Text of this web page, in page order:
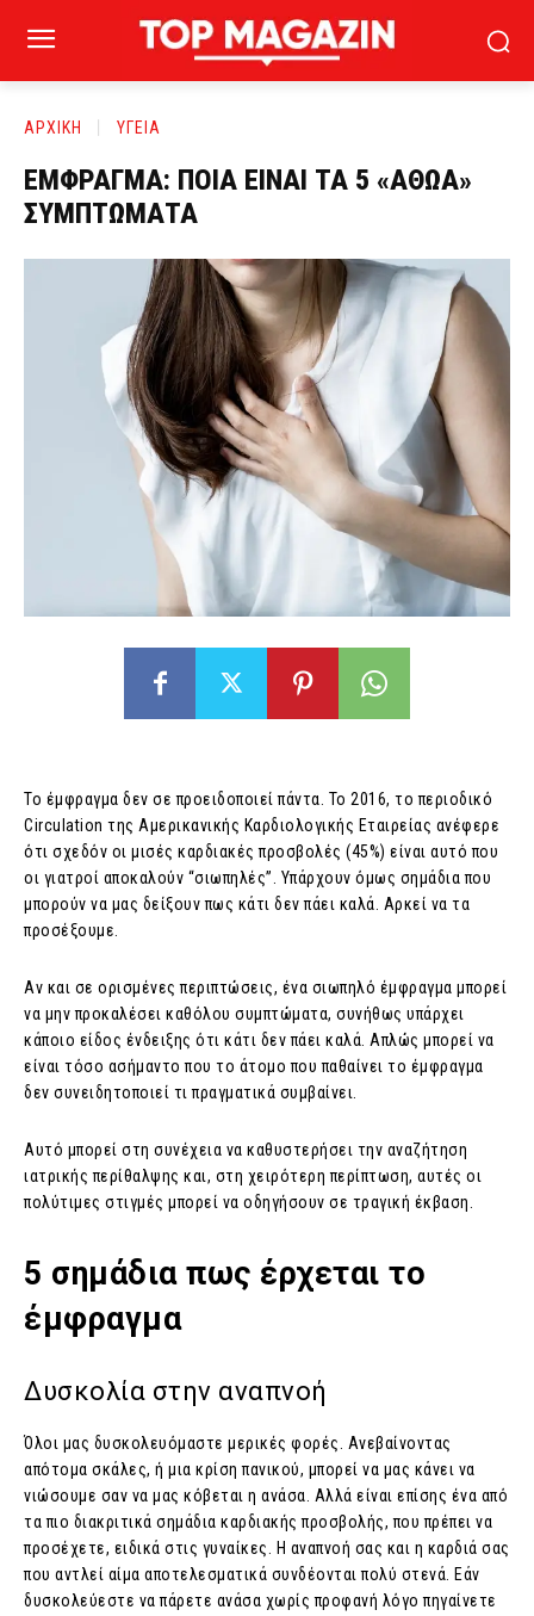
ΑΡΧΙΚΗ ΥΓΕΙΑ
ΕΜΦΡΑΓΜΑ: ΠΟΙΑ ΕΙΝΑΙ ΤΑ 5 «ΑΘΩΑ»
ΣΥΜΠΤΩΜΑΤΑ
Το έμφραγμα δεν σε προειδοποιεί πάντα. Το 2016, το περιοδικό
Circulation της Αμερικανικής Καρδιολογικής Εταιρείας ανέφερε
ότι σχεδόν οι μισές καρδιακές προσβολές (45%) είναι αυτό που
οι γιατροί αποκαλούν “σιωπηλές”. Υπάρχουν όμως σημάδια που
μπορούν να μας δείξουν πως κάτι δεν πάει καλά. Αρκεί να τα
προσέξουμε.
Αν και σε ορισμένες περιπτώσεις, ένα σιωπηλό έμφραγμα μπορεί
να μην προκαλέσει καθόλου συμπτώματα, συνήθως υπάρχει
κάποιο είδος ένδειξης ότι κάτι δεν πάει καλά. Απλώς μπορεί να
είναι τόσο ασήμαντο που το άτομο που παθαίνει το έμφραγμα
δεν συνειδητοποιεί τι πραγματικά συμβαίνει.
Αυτό μπορεί στη συνέχεια να καθυστερήσει την αναζήτηση
ιατρικής περίθαλψης και, στη χειρότερη περίπτωση, αυτές οι
πολύτιμες στιγμές μπορεί να οδηγήσουν σε τραγική έκβαση.
5 σημάδια πως έρχεται το
έμφραγμα
Δυσκολία στην αναπνοή
Όλοι μας δυσκολευόμαστε μερικές φορές. Ανεβαίνοντας
απότομα σκάλες, ή μια κρίση πανικού, μπορεί να μας κάνει να
νιώσουμε σαν να μας κόβεται η ανάσα. Αλλά είναι επίσης ένα από
τα πιο διακριτικά σημάδια καρδιακής προσβολής, που πρέπει να
προσέχετε, ειδικά στις γυναίκες. Η αναπνοή σας και η καρδιά σας
που αντλεί αίμα αποτελεσματικά συνδέονται πολύ στενά. Εάν
δυσκολεύεστε να πάρετε ανάσα χωρίς προφανή λόγο πηγαίνετε